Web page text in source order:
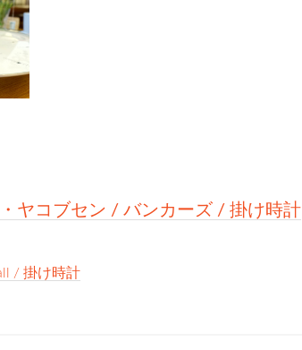
ヤコブセン / バンカーズ / 掛け時計
/ 掛け時計